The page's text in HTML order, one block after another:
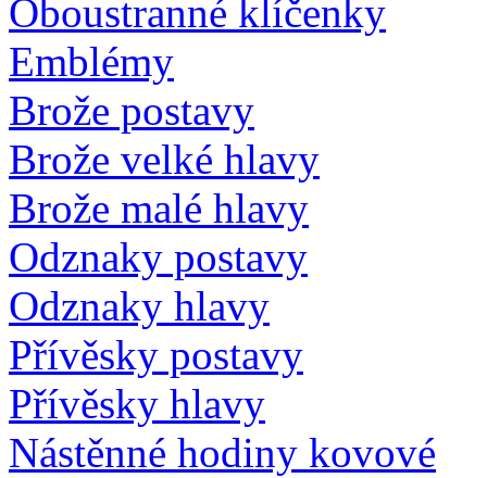
Oboustranné klíčenky
Emblémy
Brože postavy
Brože velké hlavy
Brože malé hlavy
Odznaky postavy
Odznaky hlavy
Přívěsky postavy
Přívěsky hlavy
Nástěnné hodiny kovové